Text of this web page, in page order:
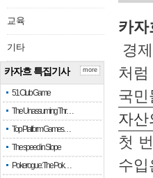
교육
기타
카자흐 특집기사
51 Club Game
The Unassuming Thr…
Top Platform Games…
The speed in Slope
Pokerogue: The Pok…
more
카자
경
처
국
자산
첫
수입